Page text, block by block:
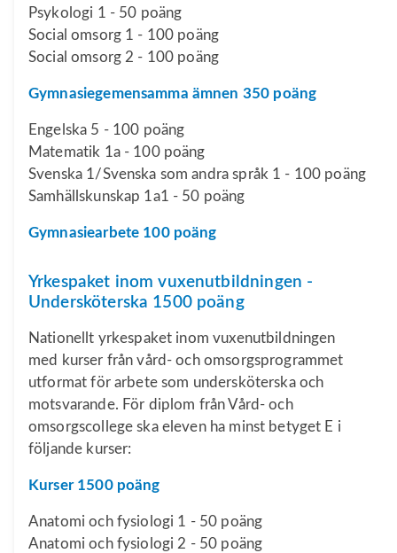
Psykologi 1 - 50 poäng
Social omsorg 1 - 100 poäng
Social omsorg 2 - 100 poäng
Gymnasiegemensamma ämnen 350 poäng
Engelska 5 - 100 poäng
Matematik 1a - 100 poäng
Svenska 1/Svenska som andra språk 1 - 100 poäng
Samhällskunskap 1a1 - 50 poäng
Gymnasiearbete 100 poäng
Yrkespaket inom vuxenutbildningen -
Undersköterska 1500 poäng
Nationellt yrkespaket inom vuxenutbildningen
med kurser från vård- och omsorgsprogrammet
utformat för arbete som undersköterska och
motsvarande. För diplom från Vård- och
omsorgscollege ska eleven ha minst betyget E i
följande kurser:
Kurser 1500 poäng
Anatomi och fysiologi 1 - 50 poäng
Anatomi och fysiologi 2 - 50 poäng